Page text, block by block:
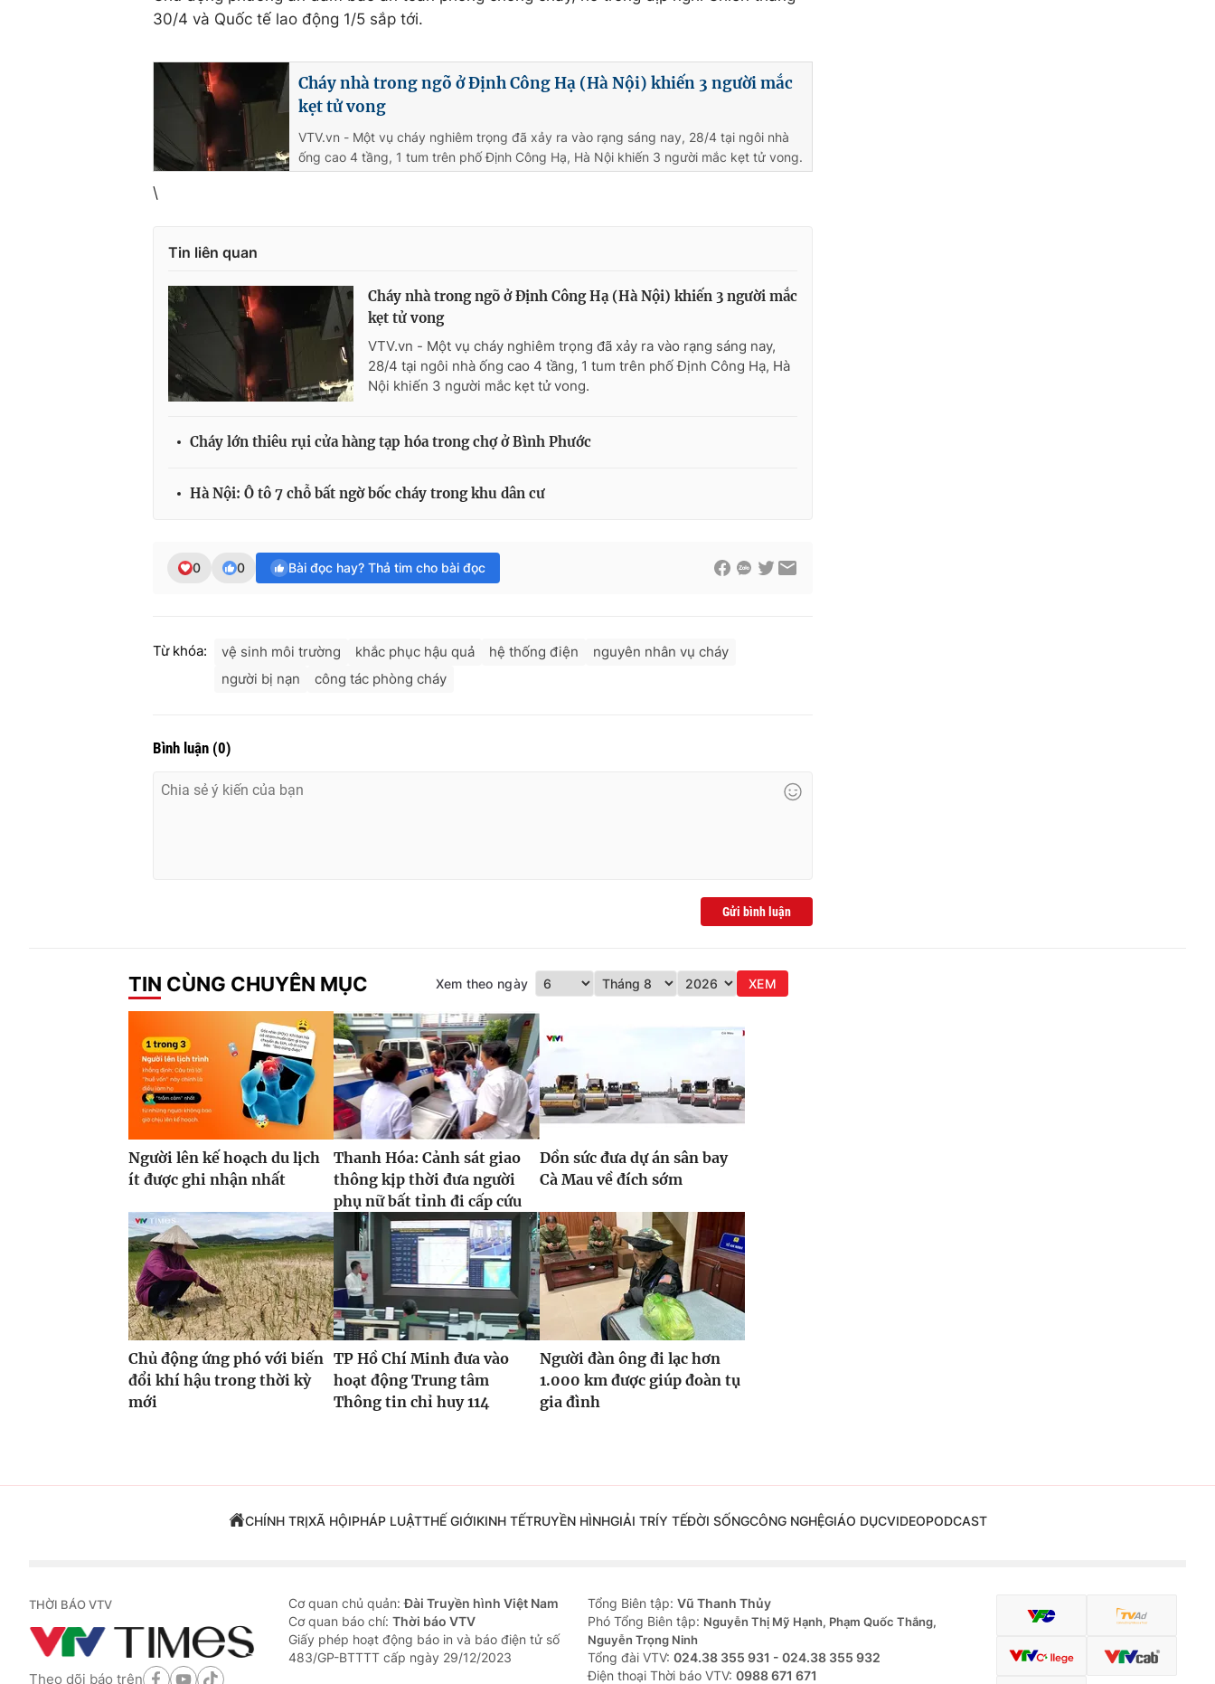
30/4 và Quốc tế lao động 1/5 sắp tới.
Cháy nhà trong ngõ ở Định Công Hạ (Hà Nội) khiến 3 người mắc
kẹt tử vong
VTV.vn - Một vụ cháy nghiêm trọng đã xảy ra vào rạng sáng nay, 28/4 tại ngôi nhà
ống cao 4 tầng, 1 tum trên phố Định Công Hạ, Hà Nội khiến 3 người mắc kẹt tử vong.
\
Tin liên quan
Cháy nhà trong ngõ ở Định Công Hạ (Hà Nội) khiến 3 người mắc
kẹt tử vong
VTV.vn - Một vụ cháy nghiêm trọng đã xảy ra vào rạng sáng nay,
28/4 tại ngôi nhà ống cao 4 tầng, 1 tum trên phố Định Công Hạ, Hà
Nội khiến 3 người mắc kẹt tử vong.
Cháy lớn thiêu rụi cửa hàng tạp hóa trong chợ ở Bình Phước
Hà Nội: Ô tô 7 chỗ bất ngờ bốc cháy trong khu dân cư
0 0 Bài đọc hay? Thả tim cho bài đọc
Từ khóa: vệ sinh môi trường khắc phục hậu quả hệ thống điện
nguyên nhân vụ cháy
người bị nạn
công tác phòng cháy
Bình luận (0)
Gửi bình luận
TIN CÙNG CHUYÊN MỤC Xem theo ngày XEM
Người lên kế hoạch du lịch
ít được ghi nhận nhất
Thanh Hóa: Cảnh sát giao
thông kịp thời đưa người
phụ nữ bất tỉnh đi cấp cứu
Dồn sức đưa dự án sân bay
Cà Mau về đích sớm
Chủ động ứng phó với biến
đổi khí hậu trong thời kỳ
mới
TP Hồ Chí Minh đưa vào
hoạt động Trung tâm
Thông tin chỉ huy 114
Người đàn ông đi lạc hơn
1.000 km được giúp đoàn tụ
gia đình
CHÍNH TRỊXÃ HỘIPHÁP LUẬTTHẾ GIỚIKINH TẾTRUYỀN HÌNHGIẢI TRÍY TẾĐỜI SỐNGCÔNG NGHỆGIÁO DỤCVIDEOPODCAST
THỜI BÁO VTV
Theo dõi báo trên
Cơ quan chủ quản:Đài Truyền hình Việt Nam
Cơ quan báo chí: Thời báo VTV
Giấy phép hoạt động báo in và báo điện tử số
483/GP-BTTTT cấp ngày 29/12/2023
Tổng Biên tập: Vũ Thanh Thủy
Phó Tổng Biên tập: Nguyễn Thị Mỹ Hạnh, Phạm Quốc Thắng,
Nguyễn Trọng Ninh
Tổng đài VTV: 024.38 355 931 - 024.38 355 932
Ðiện thoại Thời báo VTV: 0988 671 671